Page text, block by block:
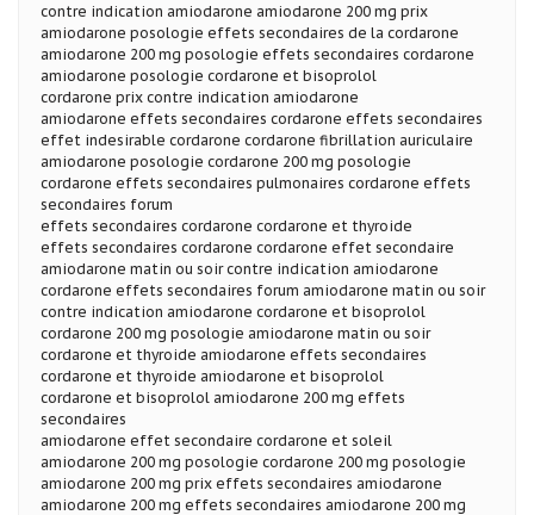
contre indication amiodarone amiodarone 200 mg prix
amiodarone posologie effets secondaires de la cordarone
amiodarone 200 mg posologie effets secondaires cordarone
amiodarone posologie cordarone et bisoprolol
cordarone prix contre indication amiodarone
amiodarone effets secondaires cordarone effets secondaires
effet indesirable cordarone cordarone fibrillation auriculaire
amiodarone posologie cordarone 200 mg posologie
cordarone effets secondaires pulmonaires cordarone effets
secondaires forum
effets secondaires cordarone cordarone et thyroide
effets secondaires cordarone cordarone effet secondaire
amiodarone matin ou soir contre indication amiodarone
cordarone effets secondaires forum amiodarone matin ou soir
contre indication amiodarone cordarone et bisoprolol
cordarone 200 mg posologie amiodarone matin ou soir
cordarone et thyroide amiodarone effets secondaires
cordarone et thyroide amiodarone et bisoprolol
cordarone et bisoprolol amiodarone 200 mg effets
secondaires
amiodarone effet secondaire cordarone et soleil
amiodarone 200 mg posologie cordarone 200 mg posologie
amiodarone 200 mg prix effets secondaires amiodarone
amiodarone 200 mg effets secondaires amiodarone 200 mg